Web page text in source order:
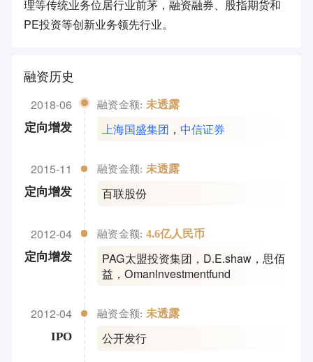
理等传统业务位居行业前茅，融资融券、股指期货和
PE投资等创新业务领先行业。
融资历史
2018-06
定向增发
融资金额: 未透露
上海国盛集团 ，中信证券
2015-11
定向增发
融资金额: 未透露
百联股份
2012-04
定向增发
融资金额: 4.6亿人民币
PAG太盟投资集团 ， D.E.shaw ， 思佰
益 ，Omanlnvestmentfund
2012-04
IPO
融资金额: 未透露
公开发行